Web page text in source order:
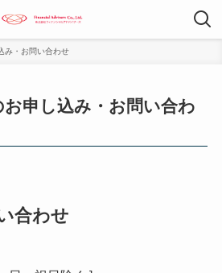
み・お問い合わせ
申し込み・お問い合わ
合わせ